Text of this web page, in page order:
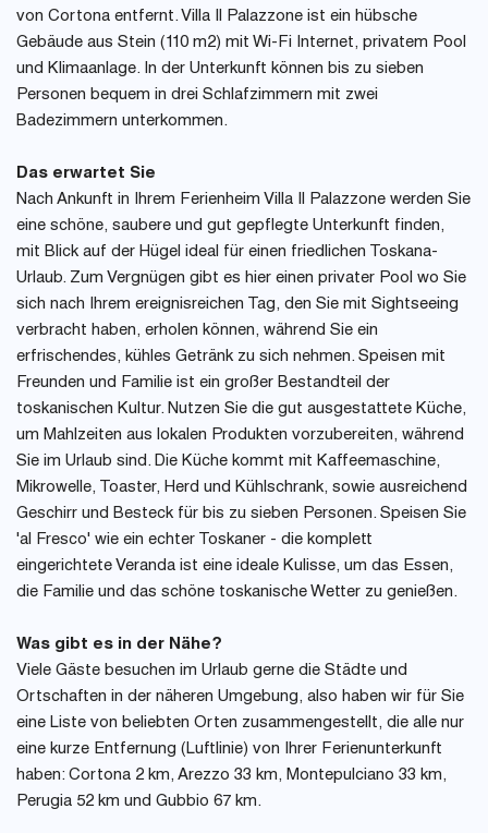
von Cortona entfernt. Villa Il Palazzone ist ein hübsche
Gebäude aus Stein (110 m2) mit Wi-Fi Internet, privatem Pool
und Klimaanlage. In der Unterkunft können bis zu sieben
Personen bequem in drei Schlafzimmern mit zwei
Badezimmern unterkommen.
Das erwartet Sie
Nach Ankunft in Ihrem Ferienheim Villa Il Palazzone werden Sie
eine schöne, saubere und gut gepflegte Unterkunft finden,
mit Blick auf der Hügel ideal für einen friedlichen Toskana-
Urlaub. Zum Vergnügen gibt es hier einen privater Pool wo Sie
sich nach Ihrem ereignisreichen Tag, den Sie mit Sightseeing
verbracht haben, erholen können, während Sie ein
erfrischendes, kühles Getränk zu sich nehmen. Speisen mit
Freunden und Familie ist ein großer Bestandteil der
toskanischen Kultur. Nutzen Sie die gut ausgestattete Küche,
um Mahlzeiten aus lokalen Produkten vorzubereiten, während
Sie im Urlaub sind. Die Küche kommt mit Kaffeemaschine,
Mikrowelle, Toaster, Herd und Kühlschrank, sowie ausreichend
Geschirr und Besteck für bis zu sieben Personen. Speisen Sie
'al Fresco' wie ein echter Toskaner - die komplett
eingerichtete Veranda ist eine ideale Kulisse, um das Essen,
die Familie und das schöne toskanische Wetter zu genießen.
Was gibt es in der Nähe?
Viele Gäste besuchen im Urlaub gerne die Städte und
Ortschaften in der näheren Umgebung, also haben wir für Sie
eine Liste von beliebten Orten zusammengestellt, die alle nur
eine kurze Entfernung (Luftlinie) von Ihrer Ferienunterkunft
haben: Cortona 2 km, Arezzo 33 km, Montepulciano 33 km,
Perugia 52 km und Gubbio 67 km.